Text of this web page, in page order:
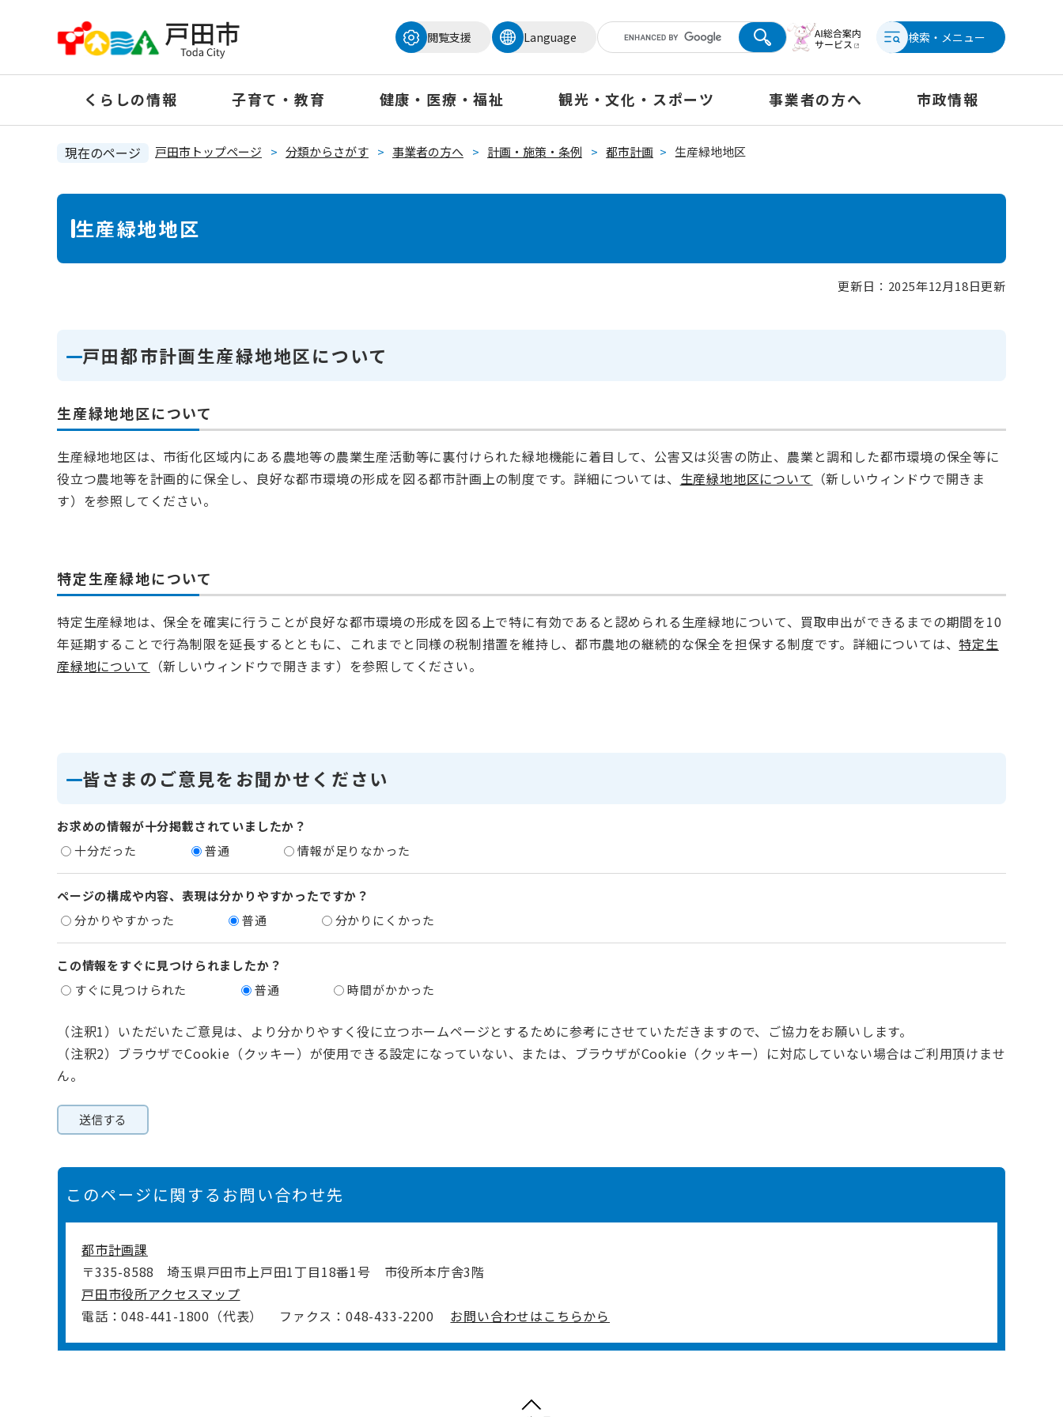
の
頭
閲覧支援
Language 検索・メニュー
くらしの情報 子育て・教育 健康・医療・福祉 観光・文化・スポーツ 事業者の方へ 市政情報
現在のページ 戸田市トップページ > 分類からさがす > 事業者の方へ > 計画・施策・条例 > 都市計画 > 生産緑地地区
本
生産緑地地区
更新日：2025年12月18日更新
戸田都市計画生産緑地地区について
生産緑地地区について
生産緑地地区は、市街化区域内にある農地等の農業生産活動等に裏付けられた緑地機能に着目して、公害又は災害の防止、農業と調和した都市環境の保全等に
役立つ農地等を計画的に保全し、良好な都市環境の形成を図る都市計画上の制度です。詳細については、 生産緑地地区について （新しいウィンドウで開きま
す）を参照してください。
特定生産緑地について
特定生産緑地は、保全を確実に行うことが良好な都市環境の形成を図る上で特に有効であると認められる生産緑地について、買取申出ができるまでの期間を10
年延期することで行為制限を延長するとともに、これまでと同様の税制措置を維持し、都市農地の継続的な保全を担保する制度です。詳細については、 特定生
産緑地について （新しいウィンドウで開きます）を参照してください。
皆さまのご意見をお聞かせください
お求めの情報が十分掲載されていましたか？
十分だった
普通 情報が足りなかった
ページの構成や内容、表現は分かりやすかったですか？
分かりやすかった
普通 分かりにくかった
この情報をすぐに見つけられましたか？
すぐに見つけられた
普通 時間がかかった
（注釈1）いただいたご意見は、より分かりやすく役に立つホームページとするために参考にさせていただきますので、ご協力をお願いします。
（注釈2）ブラウザでCookie（クッキー）が使用できる設定になっていない、または、ブラウザがCookie（クッキー）に対応していない場合はご利用頂けませ
ん。
このページに関するお問い合わせ先
都市計画課
〒335-8588
埼玉県戸田市上戸田1丁目18番1号 市役所本庁舎3階
戸田市役所アクセスマップ
電話：048-441-1800（代表）
ファクス：048-433-2200 お問い合わせはこちらから